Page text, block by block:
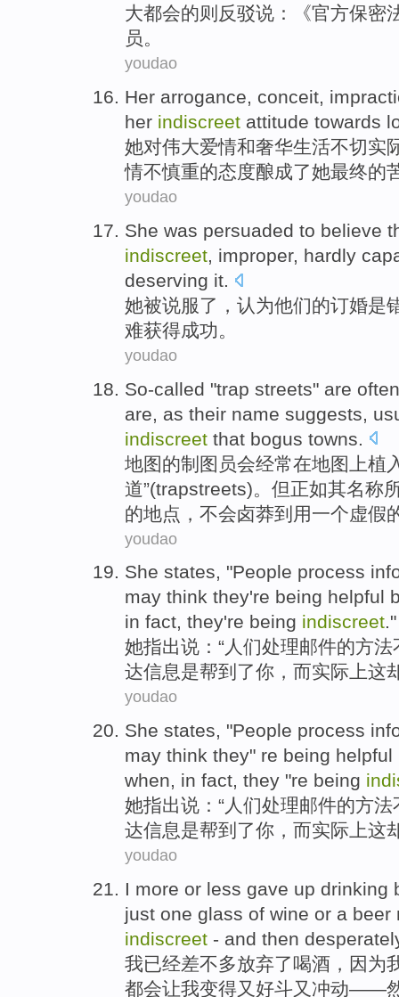
大都会的则 反驳说：《官方保密
员。
youdao
Her arrogance, conceit,
her indiscreet attitude towards
她对伟大爱情和奢华生活不切实
情不慎重的态度酿成了她最终的
youdao
She was persuaded to believe
indiscreet, improper, hardly
deserving it.
她被说服了， 认为他们的订婚是
难获得成功。
youdao
So-called "trap streets" are often
are, as their name suggests,
indiscreet that bogus towns
地图的制图员会经常在地图上植
道”(trapstreets)。 但正如其名称
的地点，不会卤莽到用一个虚假
youdao
She states, "People process
may think they're being helpful
in fact, they're being indiscreet."
她指出说 ：“人们处理邮件的方法
达信息是帮到了你，而实际上这
youdao
She states, "People process
may think they" re being helpful
when, in fact, they "re being
她指出说 ：“人们处理邮件的方法
达信息是帮到了你 ，而实际上这
youdao
I more or less gave up drinking
just one glass of wine or a beer
indiscreet - and then
我已经差不多放弃了喝酒 ， 因为
都会让我变得又好斗又 冲动——